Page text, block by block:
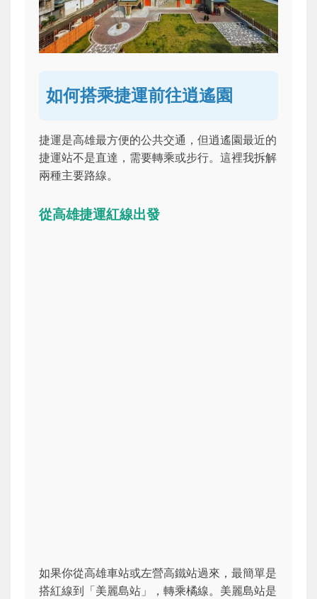
如何搭乘捷運前往逍遙園
捷運是高雄最方便的公共交通，但逍遙園最近的
捷運站不是直達，需要轉乘或步行。這裡我拆解
兩種主要路線。
從高雄捷運紅線出發
如果你從高雄車站或左營高鐵站過來，最簡單是
搭紅線到「美麗島站」，轉乘橘線。美麗島站是